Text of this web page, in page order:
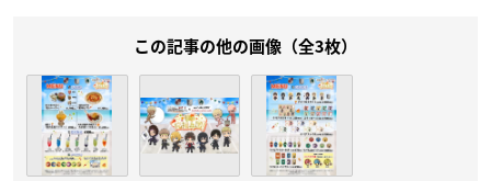
この記事の他の画像（全3枚）